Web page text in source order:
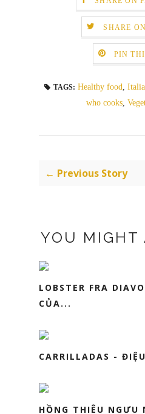
SHARE
PIN
TAGS: Healthy food,
who cooks,
← Previous Story
YOU MIGHT
LOBSTER FRA
CỦA...
CARRILLADAS -
HỒNG THIÊU